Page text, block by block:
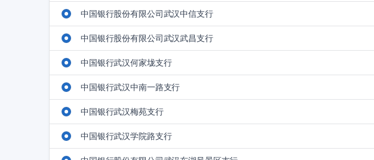
中国银行股份有限公司武汉中信支行
中国银行股份有限公司武汉武昌支行
中国银行武汉何家垅支行
中国银行武汉中南一路支行
中国银行武汉梅苑支行
中国银行武汉学院路支行